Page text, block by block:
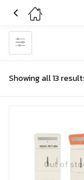
Showing all 13
Out of